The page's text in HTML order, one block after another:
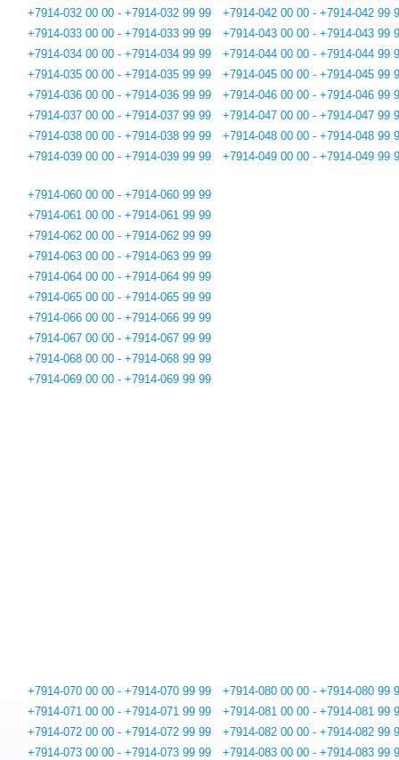
+7914-032 00 00 - +7914-032 99 99
+7914-033 00 00 - +7914-033 99 99
+7914-034 00 00 - +7914-034 99 99
+7914-035 00 00 - +7914-035 99 99
+7914-036 00 00 - +7914-036 99 99
+7914-037 00 00 - +7914-037 99 99
+7914-038 00 00 - +7914-038 99 99
+7914-039 00 00 - +7914-039 99 99
+7914-042 00 00 - +7914-042 99
+7914-043 00 00 - +7914-043 99
+7914-044 00 00 - +7914-044 99
+7914-045 00 00 - +7914-045 99
+7914-046 00 00 - +7914-046 99
+7914-047 00 00 - +7914-047 99
+7914-048 00 00 - +7914-048 99
+7914-049 00 00 - +7914-049 99
+7914-060 00 00 - +7914-060 99 99
+7914-061 00 00 - +7914-061 99 99
+7914-062 00 00 - +7914-062 99 99
+7914-063 00 00 - +7914-063 99 99
+7914-064 00 00 - +7914-064 99 99
+7914-065 00 00 - +7914-065 99 99
+7914-066 00 00 - +7914-066 99 99
+7914-067 00 00 - +7914-067 99 99
+7914-068 00 00 - +7914-068 99 99
+7914-069 00 00 - +7914-069 99 99
+7914-070 00 00 - +7914-070 99 99
+7914-071 00 00 - +7914-071 99 99
+7914-072 00 00 - +7914-072 99 99
+7914-073 00 00 - +7914-073 99 99
+7914-080 00 00 - +7914-080 99
+7914-081 00 00 - +7914-081 99
+7914-082 00 00 - +7914-082 99
+7914-083 00 00 - +7914-083 99